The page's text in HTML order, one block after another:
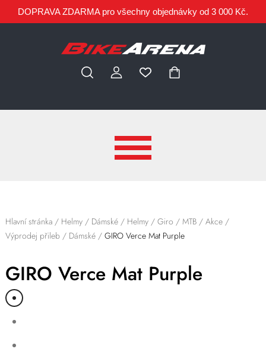
DOPRAVA ZDARMA pro všechny objednávky od 3 000 Kč.
Hlavní stránka/ Helmy/ Dámské/ Helmy/ Giro / MTB/ Akce/
Výprodej přileb/ Dámské/ GIRO Verce Mat Purple
GIRO Verce Mat Purple